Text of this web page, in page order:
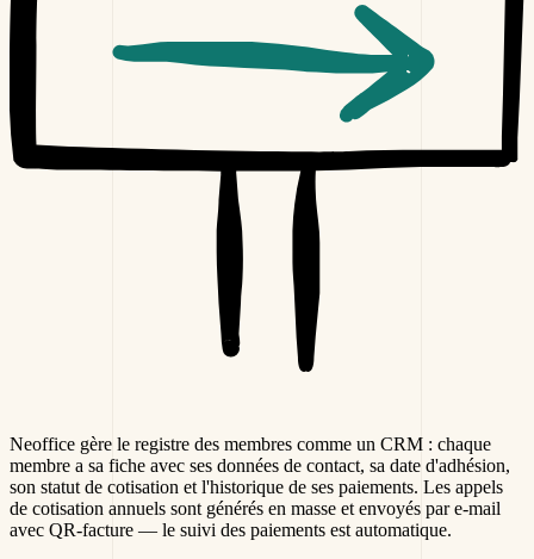
Neoffice gère le registre des membres comme un CRM : chaque
membre a sa fiche avec ses données de contact, sa date d'adhésion,
son statut de cotisation et l'historique de ses paiements. Les appels
de cotisation annuels sont générés en masse et envoyés par e-mail
avec QR-facture — le suivi des paiements est automatique.